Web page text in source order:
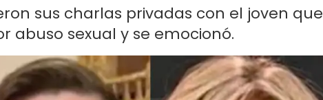
sus charlas privadas con el joven que
abuso sexual y se emocionó.